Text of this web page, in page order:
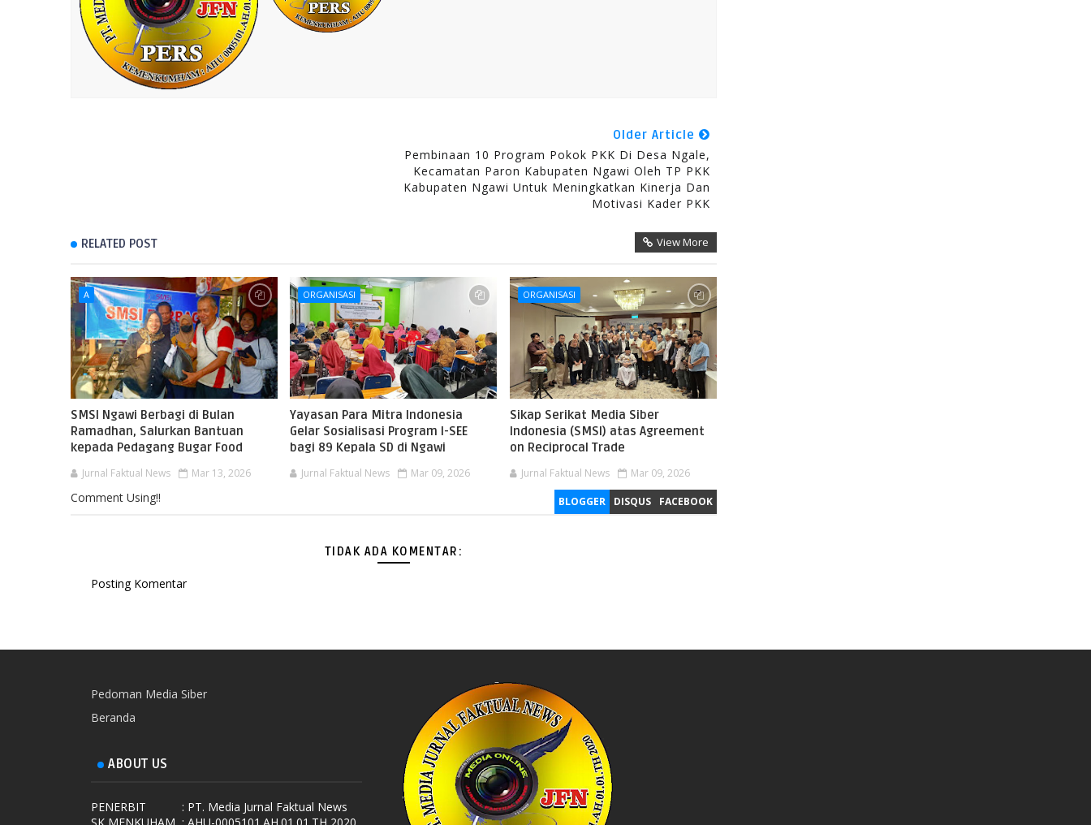
Older Article
Pembinaan 10 Program Pokok PKK Di Desa Ngale,
Kecamatan Paron Kabupaten Ngawi Oleh TP PKK
Kabupaten Ngawi Untuk Meningkatkan Kinerja Dan
Motivasi Kader PKK
RELATED POST View More
A
SMSI Ngawi Berbagi di Bulan
Ramadhan, Salurkan Bantuan
kepada Pedagang Bugar Food
Jurnal Faktual News Mar 13, 2026
ORGANISASI
Yayasan Para Mitra Indonesia
Gelar Sosialisasi Program I-SEE
bagi 89 Kepala SD di Ngawi
Jurnal Faktual News Mar 09, 2026
ORGANISASI
Sikap Serikat Media Siber
Indonesia (SMSI) atas Agreement
on Reciprocal Trade
Jurnal Faktual News Mar 09, 2026
BLOGGER DISQUS FACEBOOK
Comment Using!!
TIDAK ADA KOMENTAR:
Posting Komentar
Pedoman Media Siber
Beranda
ABOUT US
PENERBIT
: PT. Media Jurnal Faktual News